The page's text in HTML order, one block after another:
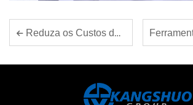
Reduza os Custos de Prototipagem em Até 95% com Impressão 3D em Areia